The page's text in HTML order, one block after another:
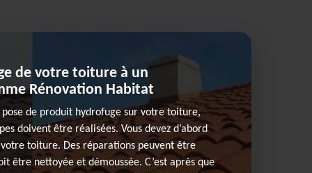
de votre toiture à un
Rénovation Habitat
pose de produit hydrofuge sur votre toiture,
doivent être réalisées. Vous devez d’abord
toiture. Des réparations peuvent être
être nettoyée et démoussée. C’est après que